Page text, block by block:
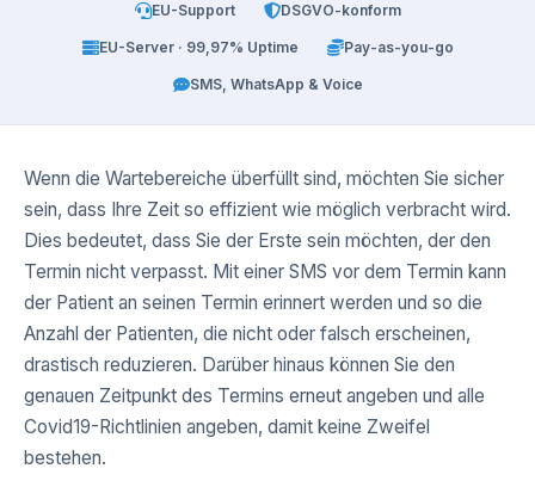
EU-Support DSGVO-konform
EU-Server · 99,97% Uptime Pay-as-you-go
SMS, WhatsApp & Voice
Wenn die Wartebereiche überfüllt sind, möchten Sie sicher
sein, dass Ihre Zeit so effizient wie möglich verbracht wird.
Dies bedeutet, dass Sie der Erste sein möchten, der den
Termin nicht verpasst. Mit einer SMS vor dem Termin kann
der Patient an seinen Termin erinnert werden und so die
Anzahl der Patienten, die nicht oder falsch erscheinen,
drastisch reduzieren. Darüber hinaus können Sie den
genauen Zeitpunkt des Termins erneut angeben und alle
Covid19-Richtlinien angeben, damit keine Zweifel
bestehen.